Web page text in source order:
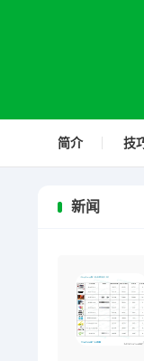
简介 技
新闻